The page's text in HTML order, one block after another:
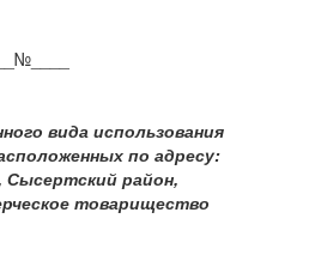
вида использования
по адресу:
Сысертский район,
товарищество